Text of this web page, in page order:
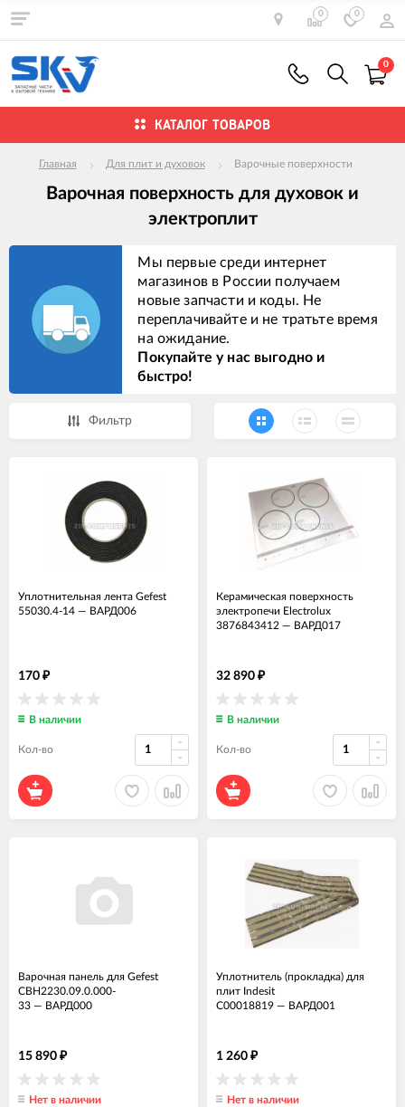
0 0
0
КАТАЛОГ ТОВАРОВ
Главная Для плит и духовок Варочные поверхности
Варочная поверхность для духовок и
электроплит
Мы первые среди интернет
магазинов в России получаем
новые запчасти и коды. Не
переплачивайте и не тратьте время
на ожидание.
Покупайте у нас выгодно и
быстро!
Фильтр
Уплотнительная лента Gefest
55030.4-14 — ВАРД006
170 ₽
В наличии
Кол-во
Керамическая поверхность
электропечи Electrolux
3876843412 — ВАРД017
32 890 ₽
В наличии
Кол-во
Варочная панель для Gefest
СВН2230.09.0.000-
33 — ВАРД000
15 890 ₽
Нет в наличии
Уплотнитель (прокладка) для
плит Indesit
C00018819 — ВАРД001
1 260 ₽
Нет в наличии